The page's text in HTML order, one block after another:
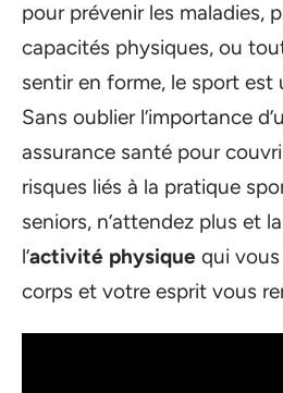
pour prévenir les maladies,
capacités physiques, ou
sentir en forme, le sport est
Sans oublier l’importance
assurance santé pour
risques liés à la pratique
seniors, n’attendez plus et
l’activité physique qui
corps et votre esprit vous